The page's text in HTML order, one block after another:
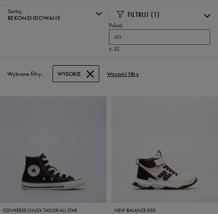
Sortuj:
REKOMENDOWANE
FILTRUJ (1)
Pokaż
60
z 32
Wybrane filtry: WYSOKIE Wyczyść filtry
CONVERSE CHUCK TAYLOR ALL STAR NEW BALANCE 800